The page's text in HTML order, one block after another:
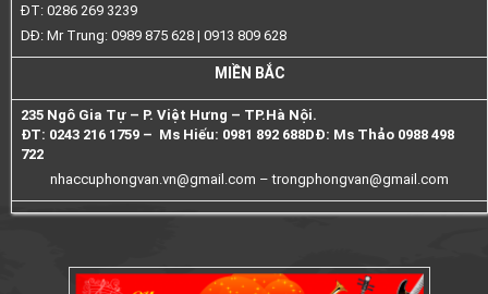
ĐT: 0286 269 3239
DĐ: Mr Trung: 0989 875 628 | 0913 809 628
MIỀN BẮC
235 Ngô Gia Tự – P. Việt Hưng – TP.Hà Nội.
ĐT: 0243 216 1759 – Ms Hiếu: 0981 892 688DĐ: Ms Thảo 0988 498
722
nhaccuphongvan.vn@gmail.com –trongphongvan@gmail.com